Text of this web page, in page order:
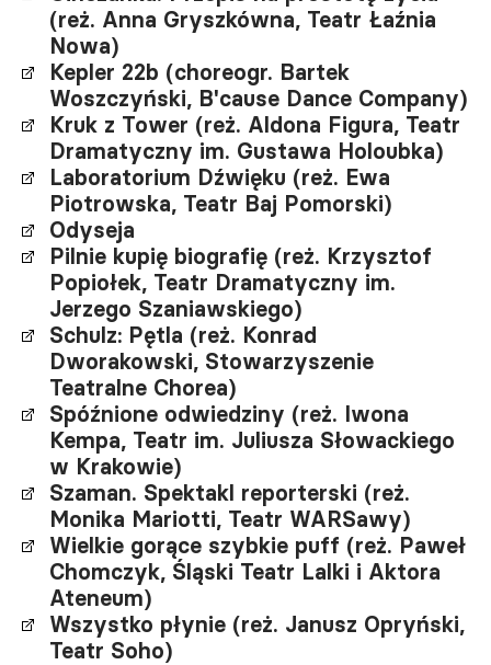
(reż. Anna Gryszkówna, Teatr Łaźnia
Nowa)
Kepler 22b (choreogr. Bartek
Woszczyński, B'cause Dance Company)
Kruk z Tower (reż. Aldona Figura, Teatr
Dramatyczny im. Gustawa Holoubka)
Laboratorium Dźwięku (reż. Ewa
Piotrowska, Teatr Baj Pomorski)
Odyseja
Pilnie kupię biografię (reż. Krzysztof
Popiołek, Teatr Dramatyczny im.
Jerzego Szaniawskiego)
Schulz: Pętla (reż. Konrad
Dworakowski, Stowarzyszenie
Teatralne Chorea)
Spóźnione odwiedziny (reż. Iwona
Kempa, Teatr im. Juliusza Słowackiego
w Krakowie)
Szaman. Spektakl reporterski (reż.
Monika Mariotti, Teatr WARSawy)
Wielkie gorące szybkie puff (reż. Paweł
Chomczyk, Śląski Teatr Lalki i Aktora
Ateneum)
Wszystko płynie (reż. Janusz Opryński,
Teatr Soho)